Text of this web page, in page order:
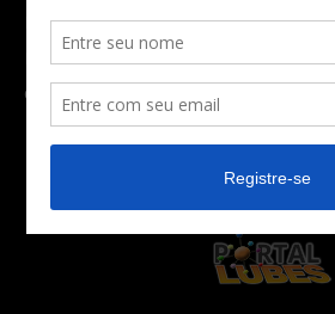
Economia
Newsletter
Carros Verdes e Novas tecnologias